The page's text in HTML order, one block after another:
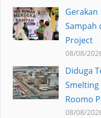
Gerakan
Sampah
Project
08/08/
Diduga
Smelting
Roomo
08/08/